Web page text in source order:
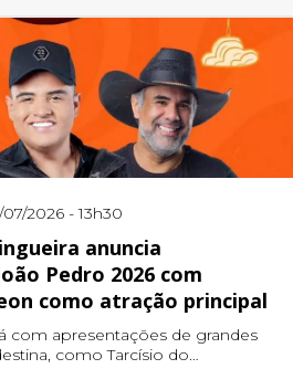
07/2026 - 13h30
anuncia
Pedro 2026 com
como atração principal
com apresentações de grandes
como Tarcísio do